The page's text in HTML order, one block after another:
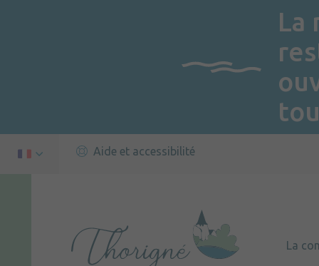
La
Aide et accessibilité
La